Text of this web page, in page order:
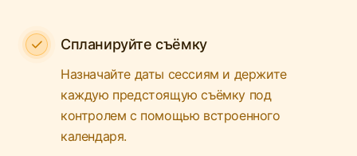
Спланируйте съёмку
Назначайте даты сессиям и держите
каждую предстоящую съёмку под
контролем с помощью встроенного
календаря.